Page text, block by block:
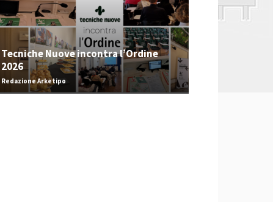
Tecniche Nuove incontra l’Ordine
2026
Redazione Arketipo